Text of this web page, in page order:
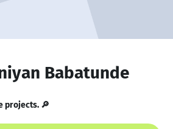
Babatunde
projects. 🔎